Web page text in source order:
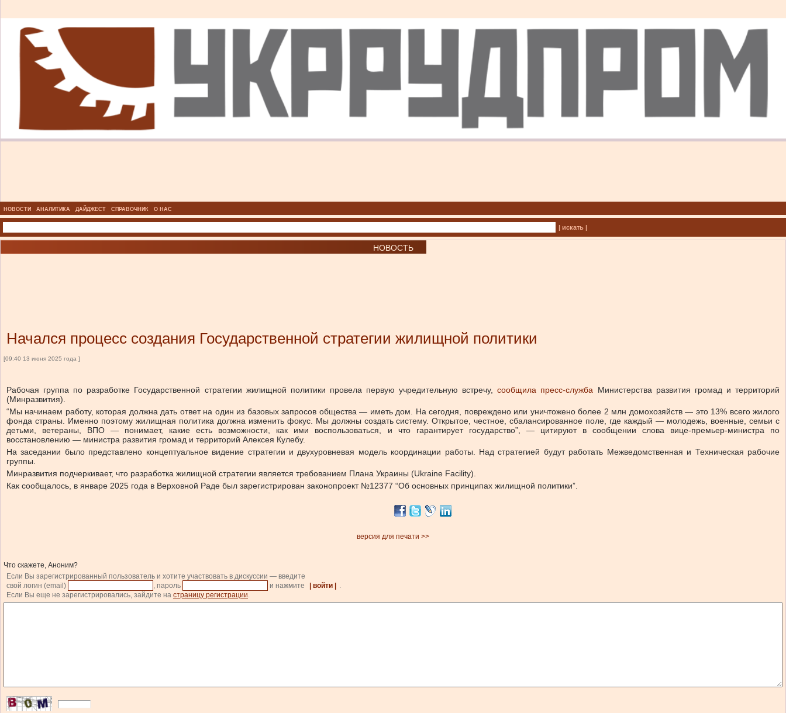
НОВОСТИ АНАЛИТИКА ДАЙДЖЕСТ СПРАВОЧНИК О НАС
| искать |
НОВОСТЬ
Начался процесс создания Государственной стратегии жилищной политики
[09:40 13 июня 2025 года ]
Рабочая группа по разработке Государственной стратегии жилищной политики провела первую учредительную встречу,сообщила пресс-служба Министерства развития громад и территорий
(Минразвития).
“Мы начинаем работу, которая должна дать ответ на один из базовых запросов общества — иметь дом. На сегодня, повреждено или уничтожено более 2 млн домохозяйств — это 13% всего жилого
фонда страны. Именно поэтому жилищная политика должна изменить фокус. Мы должны создать систему. Открытое, честное, сбалансированное поле, где каждый — молодежь, военные, семьи с
детьми, ветераны, ВПО — понимает, какие есть возможности, как ими воспользоваться, и что гарантирует государство”, — цитируют в сообщении слова вице-премьер-министра по
восстановлению — министра развития громад и территорий Алексея Кулебу.
На заседании было представлено концептуальное видение стратегии и двухуровневая модель координации работы. Над стратегией будут работать Межведомственная и Техническая рабочие
группы.
Минразвития подчеркивает, что разработка жилищной стратегии является требованием Плана Украины (Ukraine Facility).
Как сообщалось, в январе 2025 года в Верховной Раде был зарегистрирован законопроект №12377 “Об основных принципах жилищной политики”.
версия для печати >>
Что скажете, Аноним?
Если Вы зарегистрированный пользователь и хотите участвовать в дискуссии — введите
свой логин (email)
, пароль и нажмите | войти |
.
Если Вы еще не зарегистрировались, зайдите на страницу регистрации.